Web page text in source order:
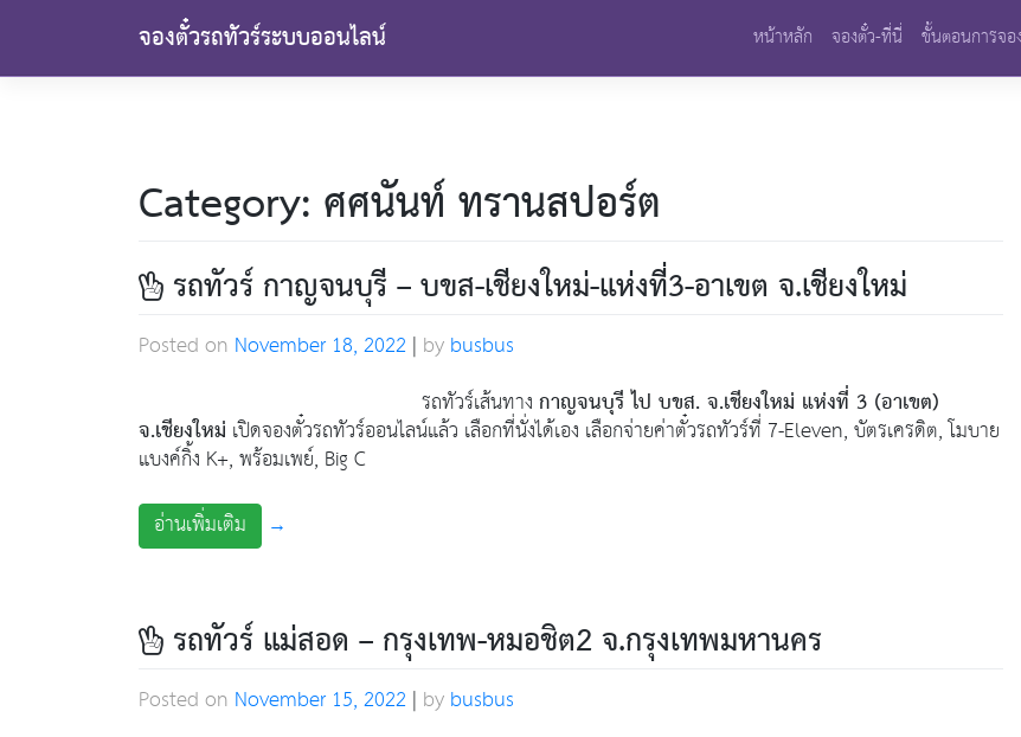
content
จองตั๋วรถทัวร์ระบบออนไลน์ หน้าหลัก จองตั๋ว-ที่นี่ ขั้นตอนการจอ
Category: ศศนันท์ ทรานสปอร์ต
รถทัวร์ กาญจนบุรี – บขส-เชียงใหม่-แห่งที่3-อาเขต จ.เชียงใหม่
Posted on November 18, 2022| bybusbus
รถทัวร์เส้นทางกาญจนบุรี ไป บขส. จ.เชียงใหม่ แห่งที่ 3 (อาเขต)
จ.เชียงใหม่ เปิดจองตั๋วรถทัวร์ออนไลน์แล้ว เลือกที่นั่งได้เอง เลือกจ่ายค่าตั๋วรถทัวร์ที่ 7-Eleven, บัตรเครดิต, โมบาย
แบงค์กิ้ง K+, พร้อมเพย์, Big C
อ่านเพิ่มเติม
→
รถทัวร์ แม่สอด – กรุงเทพ-หมอชิต2 จ.กรุงเทพมหานคร
Posted on November 15, 2022| bybusbus